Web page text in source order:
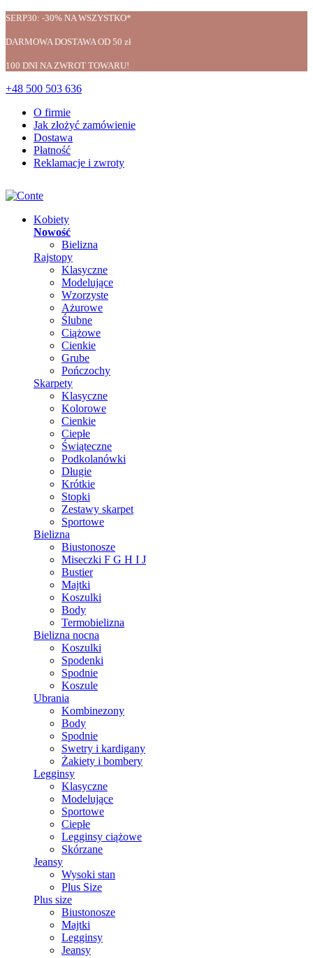
SERP30: -30% NA WSZYSTKO*
DARMOWA DOSTAWA OD 50 zł
100 DNI NA ZWROT TOWARU!
+48 500 503 636
O firmie
Jak złożyć zamówienie
Dostawa
Płatność
Reklamacje i zwroty
Kobiety
Nowość
Bielizna
Rajstopy
Klasyczne
Modelujące
Wzorzyste
Ażurowe
Ślubne
Ciążowe
Cienkie
Grube
Pończochy
Skarpety
Klasyczne
Kolorowe
Cienkie
Ciepłe
Świąteczne
Podkolanówki
Długie
Krótkie
Stopki
Zestawy skarpet
Sportowe
Bielizna
Biustonosze
Miseczki F G H I J
Bustier
Majtki
Koszulki
Body
Termobielizna
Bielizna nocna
Koszulki
Spodenki
Spodnie
Koszule
Ubrania
Kombinezony
Body
Spodnie
Swetry i kardigany
Żakiety i bombery
Legginsy
Klasyczne
Modelujące
Sportowe
Ciepłe
Legginsy ciążowe
Skórzane
Jeansy
Wysoki stan
Plus Size
Plus size
Biustonosze
Majtki
Legginsy
Jeansy